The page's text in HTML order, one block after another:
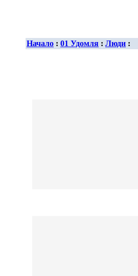
Начало : 01 Удомля : Люди :